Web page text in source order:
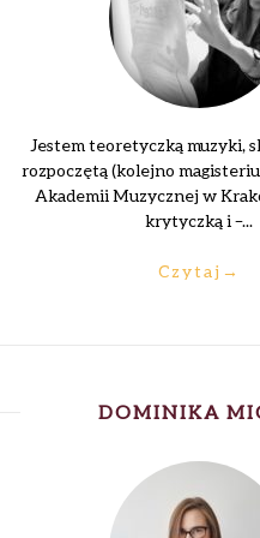
Jestem teoretyczką muzyki,
rozpoczętą (kolejno
Akademii Muzycznej w
krytyczką i –...
Czytaj →
DOMINIKA